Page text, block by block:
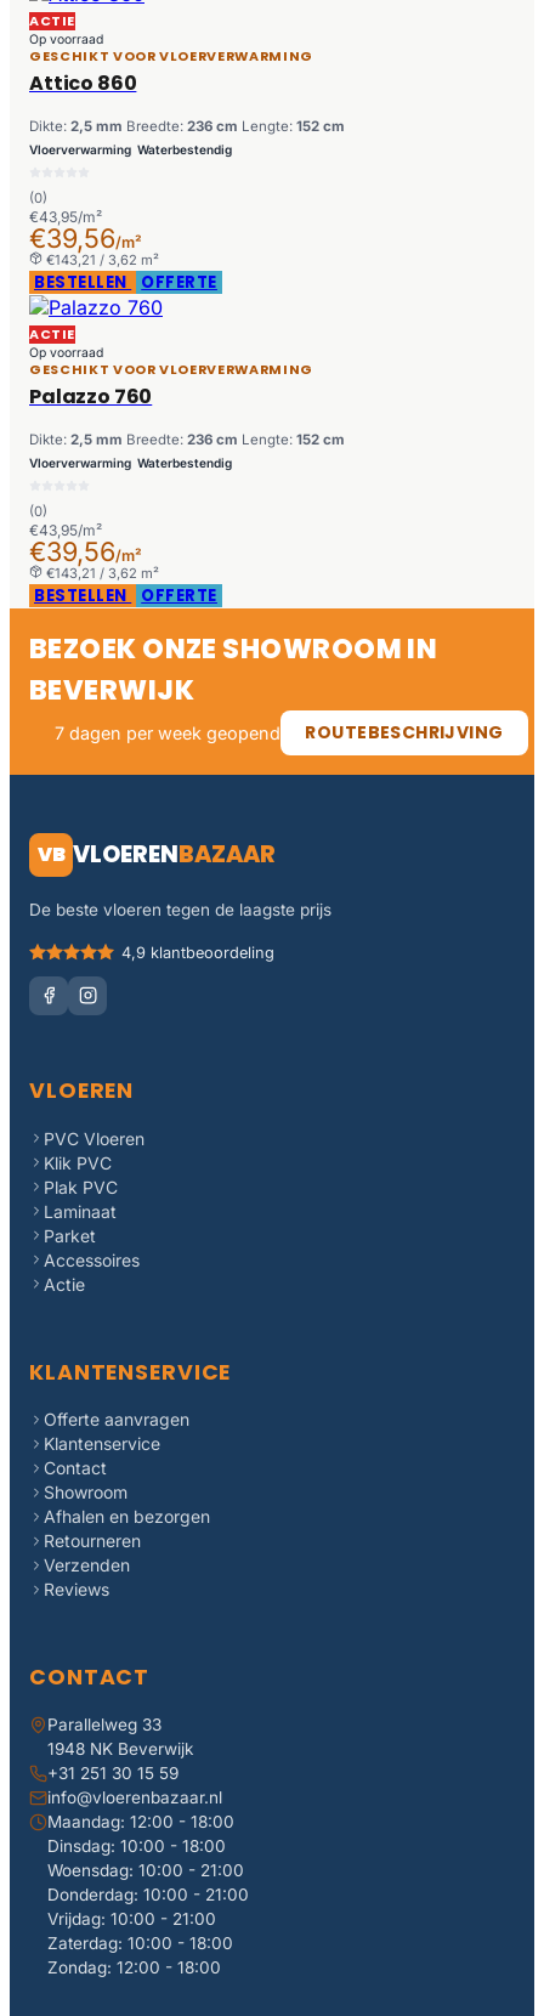
ACTIE
Op voorraad
GESCHIKT VOOR VLOERVERWARMING
Attico 860
Dikte: 2,5 mm Breedte: 236 cm Lengte: 152 cm
Vloerverwarming Waterbestendig
(0)
€43,95/m²
€39,56/m²
€143,21 / 3,62 m²
BESTELLEN OFFERTE
ACTIE
Op voorraad
GESCHIKT VOOR VLOERVERWARMING
Palazzo 760
Dikte: 2,5 mm Breedte: 236 cm Lengte: 152 cm
Vloerverwarming Waterbestendig
(0)
€43,95/m²
€39,56/m²
€143,21 / 3,62 m²
BESTELLEN OFFERTE
BEZOEK ONZE SHOWROOM IN
BEVERWIJK
7 dagen per week geopend ROUTEBESCHRIJVING
VB VLOERENBAZAAR
De beste vloeren tegen de laagste prijs
4,9 klantbeoordeling
VLOEREN
PVC Vloeren
Klik PVC
Plak PVC
Laminaat
Parket
Accessoires
Actie
KLANTENSERVICE
Offerte aanvragen
Klantenservice
Contact
Showroom
Afhalen en bezorgen
Retourneren
Verzenden
Reviews
CONTACT
Parallelweg 33
1948 NK Beverwijk
+31 251 30 15 59
info@vloerenbazaar.nl
Maandag: 12:00 - 18:00
Dinsdag: 10:00 - 18:00
Woensdag: 10:00 - 21:00
Donderdag: 10:00 - 21:00
Vrijdag: 10:00 - 21:00
Zaterdag: 10:00 - 18:00
Zondag: 12:00 - 18:00